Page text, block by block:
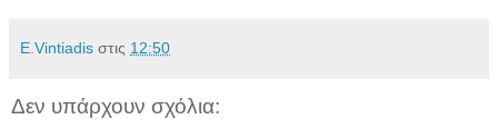
E.Vintiadis στις 12:50
Δεν υπάρχουν σχόλια: